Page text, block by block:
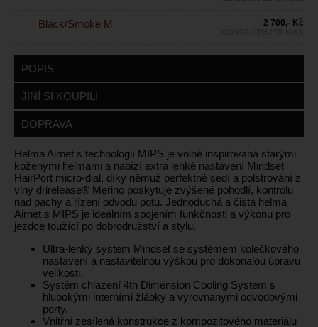
Black/Smoke M
2 700,- Kč
POPIS
JINÍ SI KOUPILI
DOPRAVA
Helma Airnet s technologií MIPS je volně inspirovaná starými
koženými helmami a nabízí extra lehké nastavení Mindset
HairPort micro-dial, díky němuž perfektně sedí a polstrování z
vlny drirelease® Merino poskytuje zvýšené pohodlí, kontrolu
nad pachy a řízení odvodu potu. Jednoduchá a čistá helma
Airnet s MIPS je ideálním spojením funkčnosti a výkonu pro
jezdce toužící po dobrodružství a stylu.
Ultra-lehký systém Mindset se systémem kolečkového
nastavení a nastavitelnou výškou pro dokonalou úpravu
velikosti.
Systém chlazení 4th Dimension Cooling System s
hlubokými interními žlábky a vyrovnanými odvodovými
porty.
Vnitřní zesílená konstrukce z kompozitového materiálu